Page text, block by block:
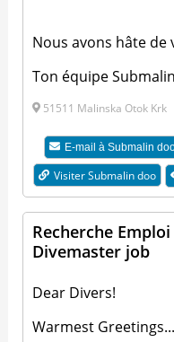
Nous avons hâte de
Ton équipe
51511 Malinska Otok Krk
E-mail àSubmalin
Visiter Submalin doo
Recherche Emploi
Divemaster job
Dear Divers!
Warmest Greetings...